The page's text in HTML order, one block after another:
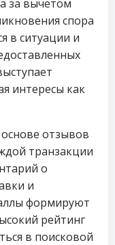
за вычетом
спора
в ситуации и
интересы как
отзывов
транзакции
о
и
формируют
рейтинг
в поисковой